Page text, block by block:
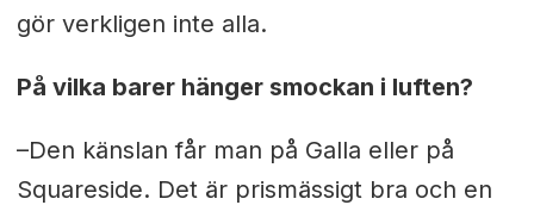
gör verkligen inte alla.
På vilka barer hänger smockan i luften?
–Den känslan får man på Galla eller på
Squareside. Det är prismässigt bra och en